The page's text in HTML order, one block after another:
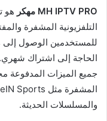
MH IPTV PRO مهكر
هو
التلفزيونية المشفرة
للمستخدمين الوصول إلى
الحاجة إلى اشتراك
جميع الميزات المدفوعة
والمسلسلات الحديثة.